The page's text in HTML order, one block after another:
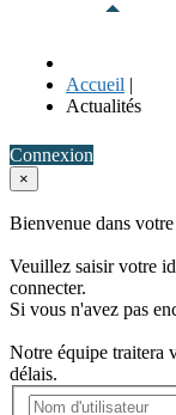
Accueil |
Actualités
Connexion
×
Bienvenue dans votre
Veuillez saisir votre
connecter.
Si vous n'avez pas
Notre équipe traitera
délais.